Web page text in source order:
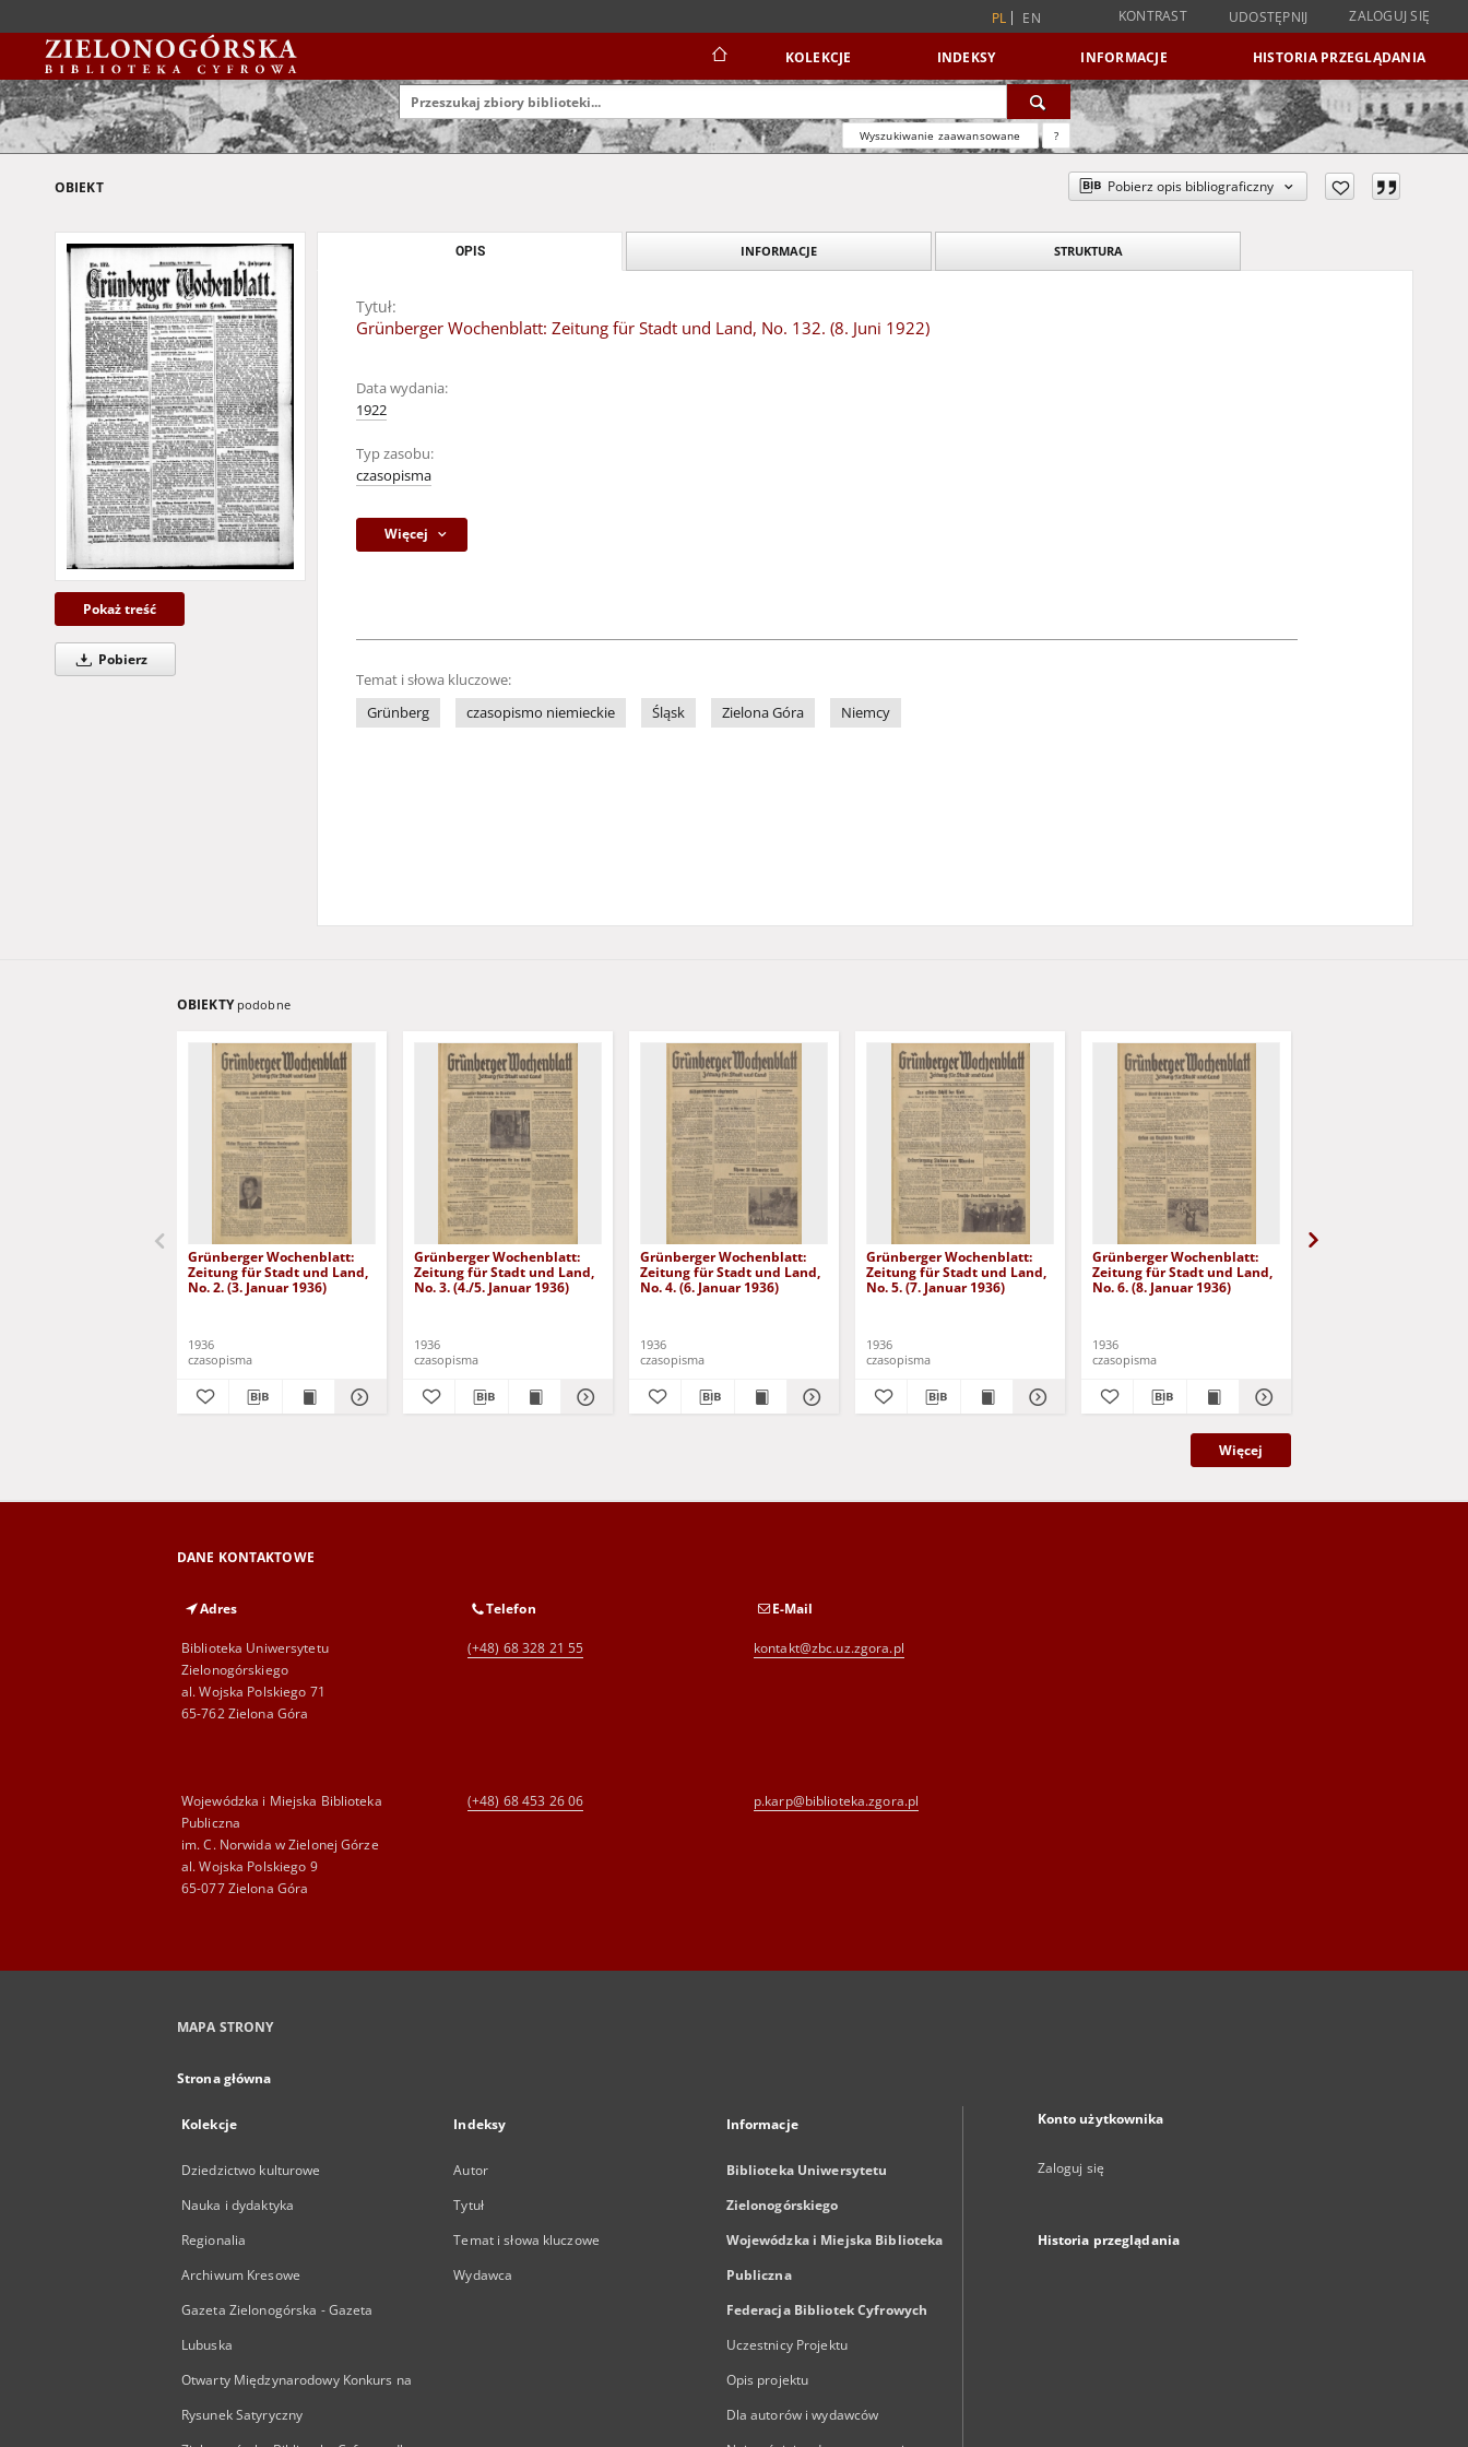
PL EN KONTRAST UDOSTĘPNIJ ZALOGUJ SIĘ
KOLEKCJE INDEKSY INFORMACJE HISTORIA PRZEGLĄDANIA
Wyszukiwanie zaawansowane ?
OBIEKT Pobierz opis bibliograficzny
Pokaż treść
Pobierz
OPIS INFORMACJE STRUKTURA
Tytuł:
Grünberger Wochenblatt: Zeitung für Stadt und Land, No. 132. (8. Juni 1922)
Data wydania:
1922
Typ zasobu:
czasopisma
Więcej
Temat i słowa kluczowe:
Grünberg
czasopismo niemieckie Śląsk Zielona Góra Niemcy
OBIEKTY podobne
Grünberger Wochenblatt:
Zeitung für Stadt und Land,
No. 2. (3. Januar 1936)
1936
czasopisma
Grünberger Wochenblatt:
Zeitung für Stadt und Land,
No. 3. (4./5. Januar 1936)
1936
czasopisma
Grünberger Wochenblatt:
Zeitung für Stadt und Land,
No. 4. (6. Januar 1936)
1936
czasopisma
Grünberger Wochenblatt:
Zeitung für Stadt und Land,
No. 5. (7. Januar 1936)
1936
czasopisma
Grünberger Wochenblatt:
Zeitung für Stadt und Land,
No. 6. (8. Januar 1936)
1936
czasopisma
Więcej
DANE KONTAKTOWE
Adres
Biblioteka Uniwersytetu
Zielonogórskiego
al. Wojska Polskiego 71
65-762 Zielona Góra
Telefon
(+48) 68 328 21 55
E-Mail
kontakt@zbc.uz.zgora.pl
Wojewódzka i Miejska Biblioteka
Publiczna
im. C. Norwida w Zielonej Górze
al. Wojska Polskiego 9
65-077 Zielona Góra
(+48) 68 453 26 06 p.karp@biblioteka.zgora.pl
MAPA STRONY
Strona główna
Kolekcje
Dziedzictwo kulturowe
Nauka i dydaktyka
Regionalia
Archiwum Kresowe
Gazeta Zielonogórska - Gazeta
Lubuska
Otwarty Międzynarodowy Konkurs na
Rysunek Satyryczny
Indeksy
Autor
Tytuł
Temat i słowa kluczowe
Wydawca
Informacje
Biblioteka Uniwersytetu
Zielonogórskiego
Wojewódzka i Miejska Biblioteka
Publiczna
Federacja Bibliotek Cyfrowych
Uczestnicy Projektu
Opis projektu
Dla autorów i wydawców
Konto użytkownika
Zaloguj się
Historia przeglądania